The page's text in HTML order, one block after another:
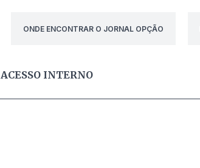
ONDE ENCONTRAR O JORNAL OPÇÃO
ACESSO INTERNO